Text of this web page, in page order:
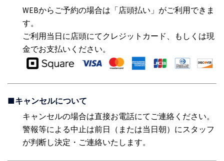
WEBからご予約の場合は「店頭払い」がご利用できま
す。
ご利用当日に店頭にてクレジットカード、もしくは現
金でお支払いください。
■キャンセルについて
キャンセルの場合は直接お電話にてご連絡ください。
警報等による中止は前日（または当日朝）にスタッフ
が判断し決定・ご連絡いたします。